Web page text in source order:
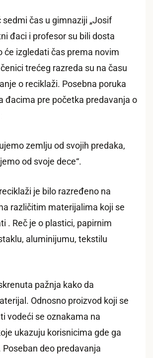
sedmi čas u gimnaziji „Josif
đaci i profesor su bili dosta
će izgledati čas prema novim
trećeg razreda su na času
o reciklaži. Posebna poruka
đacima pre početka predavanja o
zemlju od svojih predaka,
od svoje dece“.
je bilo razređeno na
različitim materijalima koji se
. Reč je o plastici, papirnim
aluminijumu, tekstilu
pažnja kako da
Odnosno proizvod koji se
vodeći se oznakama na
ukazuju korisnicima gde ga
deo predavanja